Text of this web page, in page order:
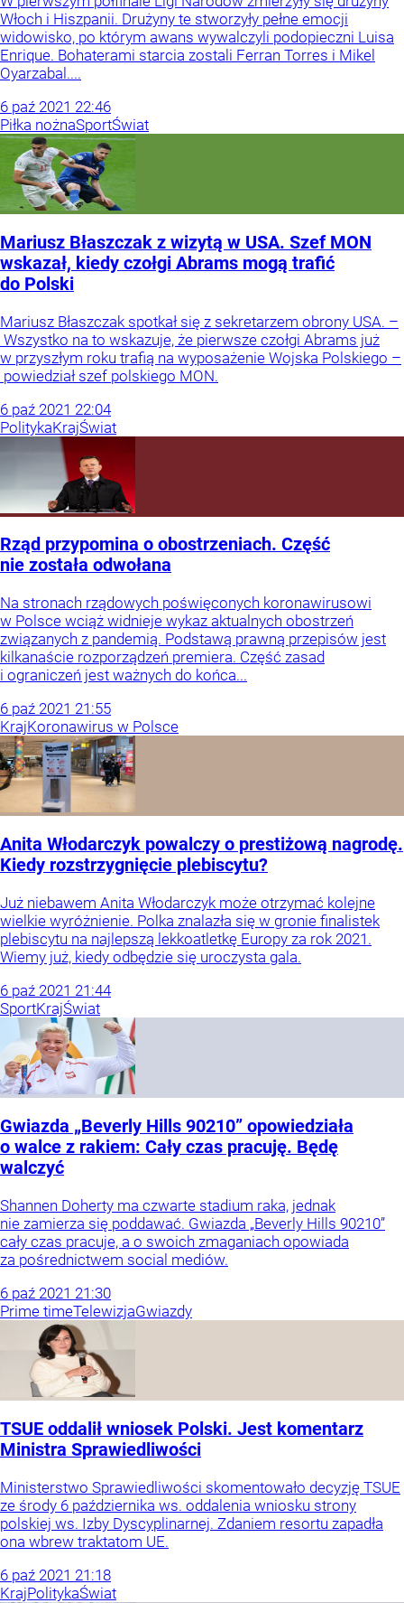
Włoch i Hiszpanii. Drużyny te stworzyły pełne emocji
widowisko, po którym awans wywalczyli podopieczni Luisa
Enrique. Bohaterami starcia zostali Ferran Torres i Mikel
Oyarzabal....
6 paź 2021 22:46
Piłka nożnaSportŚwiat
Mariusz Błaszczak z wizytą w USA. Szef MON
wskazał, kiedy czołgi Abrams mogą trafić
do Polski
Mariusz Błaszczak spotkał się z sekretarzem obrony USA. –
Wszystko na to wskazuje, że pierwsze czołgi Abrams już
w przyszłym roku trafią na wyposażenie Wojska Polskiego –
powiedział szef polskiego MON.
6 paź 2021 22:04
PolitykaKrajŚwiat
Rząd przypomina o obostrzeniach. Część
nie została odwołana
Na stronach rządowych poświęconych koronawirusowi
w Polsce wciąż widnieje wykaz aktualnych obostrzeń
związanych z pandemią. Podstawą prawną przepisów jest
kilkanaście rozporządzeń premiera. Część zasad
i ograniczeń jest ważnych do końca...
6 paź 2021 21:55
KrajKoronawirus w Polsce
Anita Włodarczyk powalczy o prestiżową nagrodę.
Kiedy rozstrzygnięcie plebiscytu?
Już niebawem Anita Włodarczyk może otrzymać kolejne
wielkie wyróżnienie. Polka znalazła się w gronie finalistek
plebiscytu na najlepszą lekkoatletkę Europy za rok 2021.
Wiemy już, kiedy odbędzie się uroczysta gala.
6 paź 2021 21:44
SportKrajŚwiat
Gwiazda „Beverly Hills 90210” opowiedziała
o walce z rakiem: Cały czas pracuję. Będę
walczyć
Shannen Doherty ma czwarte stadium raka, jednak
nie zamierza się poddawać. Gwiazda „Beverly Hills 90210”
cały czas pracuje, a o swoich zmaganiach opowiada
za pośrednictwem social mediów.
6 paź 2021 21:30
Prime timeTelewizjaGwiazdy
TSUE oddalił wniosek Polski. Jest komentarz
Ministra Sprawiedliwości
Ministerstwo Sprawiedliwości skomentowało decyzję TSUE
ze środy 6 października ws. oddalenia wniosku strony
polskiej ws. Izby Dyscyplinarnej. Zdaniem resortu zapadła
ona wbrew traktatom UE.
6 paź 2021 21:18
KrajPolitykaŚwiat